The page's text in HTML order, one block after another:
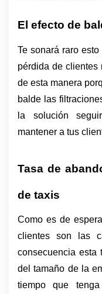
El efecto de
Te sonará raro
pérdida de clientes
de esta manera
balde las
la solución
mantener a tus
Tasa de
de taxis
Como es de
clientes son las
consecuencia esta
del tamaño de la
tiempo que